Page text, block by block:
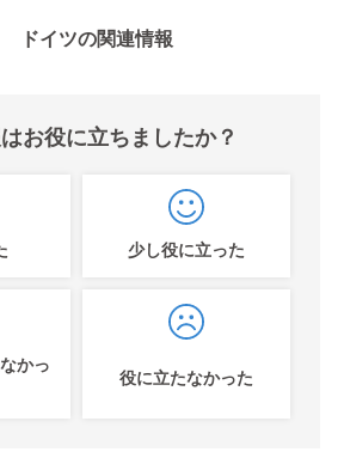
ドイツの関連情報
お役に立ちましたか？
少し役に立った
かっ
役に立たなかった